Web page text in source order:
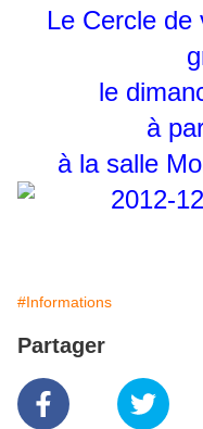
Le Cercle de
le
à
à la salle
#Informations
Partager